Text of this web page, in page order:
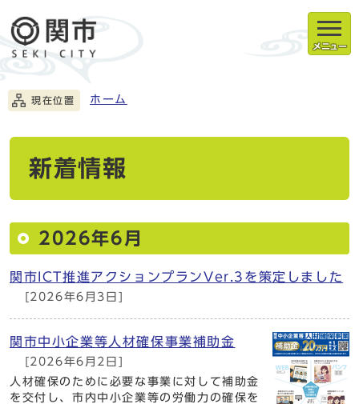
メニュー
現在位置 ホーム
新着情報
2026年6月
関市ICT推進アクションプランVer.3を策定しました
[2026年6月3日]
関市中小企業等人材確保事業補助金
[2026年6月2日]
人材確保のために必要な事業に対して補助金
を交付し、市内中小企業等の労働力の確保を